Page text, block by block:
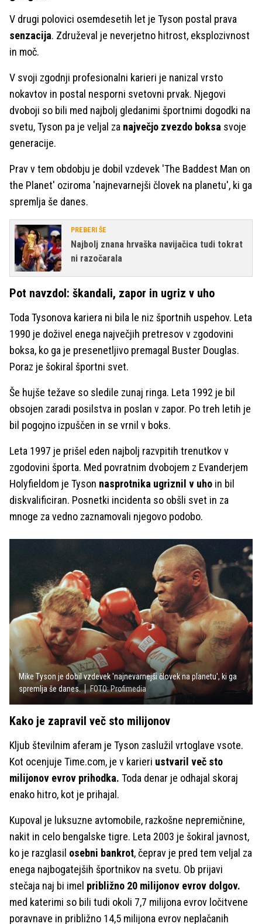
V drugi polovici osemdesetih let je Tyson postal prava
senzacija. Združeval je neverjetno hitrost, eksplozivnost
in moč.
V svoji zgodnji profesionalni karieri je nanizal vrsto
nokavtov in postal nesporni svetovni prvak. Njegovi
dvoboji so bili med najbolj gledanimi športnimi dogodki na
svetu, Tyson pa je veljal za največjo zvezdo boksa svoje
generacije.
Prav v tem obdobju je dobil vzdevek 'The Baddest Man on
the Planet' oziroma 'najnevarnejši človek na planetu', ki ga
spremlja še danes.
PREBERI ŠE
Najbolj znana hrvaška navijačica tudi tokrat
ni razočarala
Pot navzdol: škandali, zapor in ugriz v uho
Toda Tysonova kariera ni bila le niz športnih uspehov. Leta
1990 je doživel enega največjih pretresov v zgodovini
boksa, ko ga je presenetljivo premagal Buster Douglas.
Poraz je šokiral športni svet.
Še hujše težave so sledile zunaj ringa. Leta 1992 je bil
obsojen zaradi posilstva in poslan v zapor. Po treh letih je
bil pogojno izpuščen in se vrnil v boks.
Leta 1997 je prišel eden najbolj razvpitih trenutkov v
zgodovini športa. Med povratnim dvobojem z Evanderjem
Holyfieldom je Tyson nasprotnika ugriznil v uho in bil
diskvalificiran. Posnetki incidenta so obšli svet in za
mnoge za vedno zaznamovali njegovo podobo.
Mike Tyson je dobil vzdevek 'najnevarnejši človek na planetu', ki ga
spremlja še danes.
FOTO: Profimedia
Kako je zapravil več sto milijonov
Kljub številnim aferam je Tyson zaslužil vrtoglave vsote.
Kot ocenjuje Time.com, je v karieri ustvaril več sto
milijonov evrov prihodka. Toda denar je odhajal skoraj
enako hitro, kot je prihajal.
Kupoval je luksuzne avtomobile, razkošne nepremičnine,
nakit in celo bengalske tigre. Leta 2003 je šokiral javnost,
ko je razglasil osebni bankrot, čeprav je pred tem veljal za
enega najbogatejših športnikov na svetu. Ob prijavi
stečaja naj bi imel približno 20 milijonov evrov dolgov.
med katerimi so bili tudi okoli 7,7 milijona evrov ločitvene
poravnave in približno 14,5 milijona evrov neplačanih